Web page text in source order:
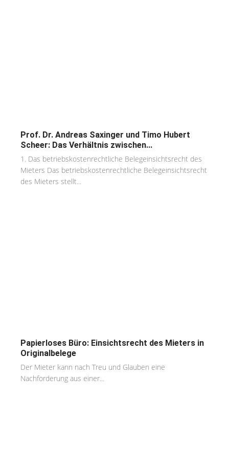
Prof. Dr. Andreas Saxinger und Timo Hubert
Scheer: Das Verhältnis zwischen...
1. Das betriebskostenrechtliche Belegeinsichtsrecht des
Mieters Das betriebskostenrechtliche Belegeinsichtsrecht
des Mieters stellt...
Papierloses Büro: Einsichtsrecht des Mieters in
Originalbelege
Der Mieter kann nach Treu und Glauben eine
Nachforderung aus einer...